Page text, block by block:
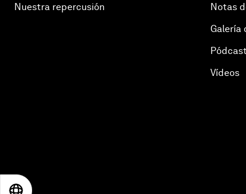
Nuestra repercusión
Notas
Galería
Pódcast
Vídeos